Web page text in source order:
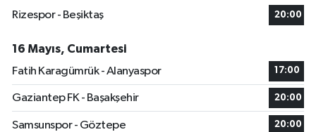
Rizespor - Beşiktaş
20:00
16 Mayıs, Cumartesi
Fatih Karagümrük - Alanyaspor
17:00
Gaziantep FK - Başakşehir 20:00
Samsunspor - Göztepe 20:00